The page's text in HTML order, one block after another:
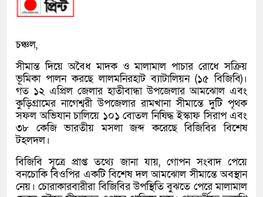
চঞ্চল,
সীমান্ত দিয়ে অবৈধ মাদক ও মালামাল পাচার রোধে সক্রিয়
ভূমিকা পালন করছে লালমনিরহাট ব্যাটালিয়ন (১৫ বিজিবি)।
গত ১২ এপ্রিল জেলার হাতীবান্ধা উপজেলার আমঝোল এবং
কুড়িগ্রামের নাগেশ্বরী উপজেলার রামখানা সীমান্তে দুটি পৃথক
সফল অভিযান চালিয়ে ১০১ বোতল নিষিদ্ধ ইস্কাফ সিরাপ এবং
৩৮ কেজি ভারতীয় মসলা জব্দ করেছে বিজিবির বিশেষ
টহলদল।
বিজিবি সূত্রে প্রাপ্ত তথ্যে জানা যায়, গোপন সংবাদ পেয়ে
বনচোকি বিওপির একটি বিশেষ দল আমঝোল সীমান্তে অবস্থান
নেয়। চোরাকারবারীরা বিজিবির উপস্থিতি বুঝতে পেরে মালামাল